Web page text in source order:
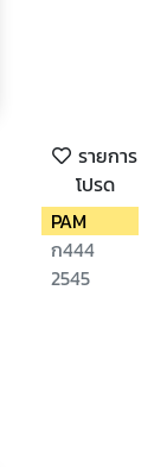
รายการ
โปรด
PAM
ก444
2545